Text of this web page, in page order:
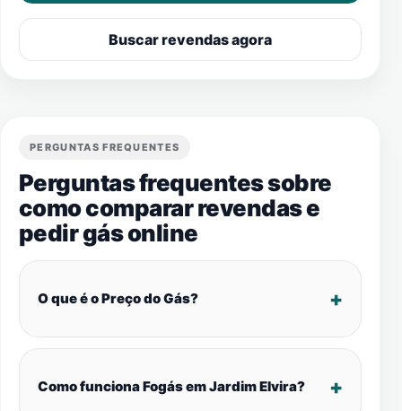
Buscar revendas agora
PERGUNTAS FREQUENTES
Perguntas frequentes sobre
como comparar revendas e
pedir gás online
O que é o Preço do Gás?
Como funciona Fogás em Jardim Elvira?